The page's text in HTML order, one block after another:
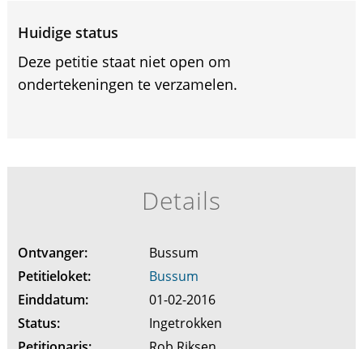
Huidige status
Deze petitie staat niet open om
ondertekeningen te verzamelen.
Details
Ontvanger:
Bussum
Petitieloket:
Bussum
Einddatum:
01-02-2016
Status:
Ingetrokken